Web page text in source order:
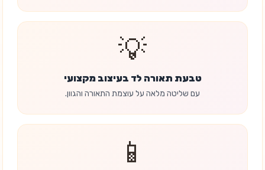
💡
טבעת תאורה לד בעיצוב מקצועי
עם שליטה מלאה על עוצמת התאורה והגוון.
📱